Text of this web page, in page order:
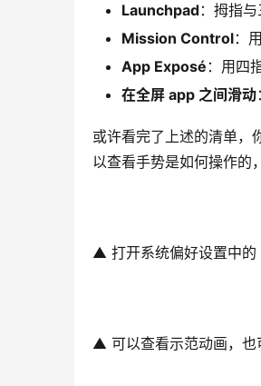
Launchpad：拇指
Mission Control：
App Exposé ：用四
在全屏 app 之间滑动
或许看完了上述的清单，
以查看手势是如何操作的
▲ 打开系统偏好设置中的
▲ 可以查看示范动画，也